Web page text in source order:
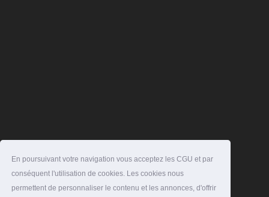
En poursuivant votre navigation vous acceptez les CGU et par
conséquent l'utilisation de cookies. Les cookies nous
permettent de personnaliser le contenu et les annonces, d'offrir